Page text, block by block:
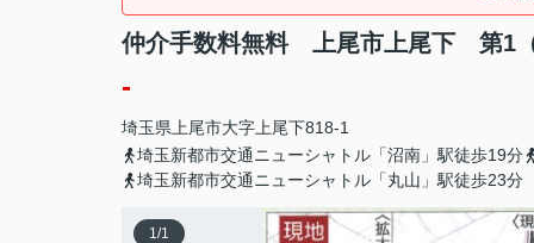
仲介手数料無料 上尾市上尾下 第1
-
埼玉県 上尾市大字上尾下818-1
埼玉新都市交通ニューシャトル「沼南」駅徒歩19分
埼玉新都市交通ニューシャトル「丸山」駅徒歩23分
1/1